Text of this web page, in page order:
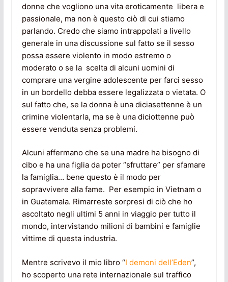
donne che vogliono una vita eroticamente libera e
passionale, ma non è questo ciò di cui stiamo
parlando. Credo che siamo intrappolati a livello
generale in una discussione sul fatto se il sesso
possa essere violento in modo estremo o
moderato o se la scelta di alcuni uomini di
comprare una vergine adolescente per farci sesso
in un bordello debba essere legalizzata o vietata. O
sul fatto che, se la donna è una diciasettenne è un
crimine violentarla, ma se è una diciottenne può
essere venduta senza problemi.
Alcuni affermano che se una madre ha bisogno di
cibo e ha una figlia da poter “sfruttare” per sfamare
la famiglia… bene questo è il modo per
sopravvivere alla fame. Per esempio in Vietnam o
in Guatemala. Rimarreste sorpresi di ciò che ho
ascoltato negli ultimi 5 anni in viaggio per tutto il
mondo, intervistando milioni di bambini e famiglie
vittime di questa industria.
Mentre scrivevo il mio libro “I demoni dell’Eden”,
ho scoperto una rete internazionale sul traffico